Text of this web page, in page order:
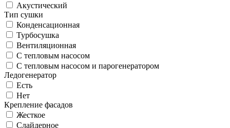
Акустический
Тип сушки
Конденсационная
Турбосушка
Вентиляционная
С тепловым насосом
С тепловым насосом и парогенератором
Ледогенератор
Есть
Нет
Крепление фасадов
Жесткое
Слайдерное